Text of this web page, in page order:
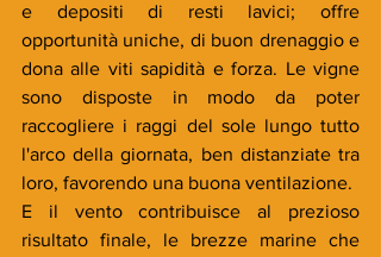
e depositi di resti lavici; offre
opportunità uniche, di buon drenaggio e
dona alle viti sapidità e forza. Le vigne
sono disposte in modo da poter
raccogliere i raggi del sole lungo tutto
l'arco della giornata, ben distanziate tra
loro, favorendo una buona ventilazione.
E il vento contribuisce al prezioso
risultato finale, le brezze marine che